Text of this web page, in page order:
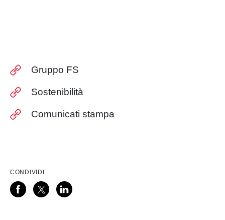
Gruppo FS
Sostenibilità
Comunicati stampa
CONDIVIDI